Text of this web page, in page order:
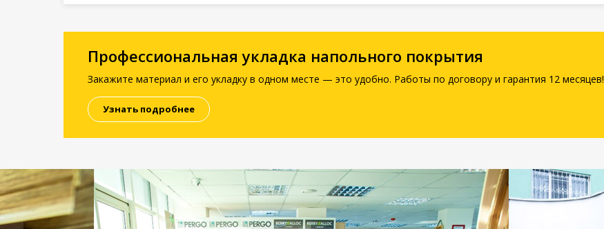
Профессиональная укладка напольного покрытия
Закажите материал и его укладку в одном месте — это удобно. Работы по договору и гарантия 12 месяцев!
Узнать подробнее